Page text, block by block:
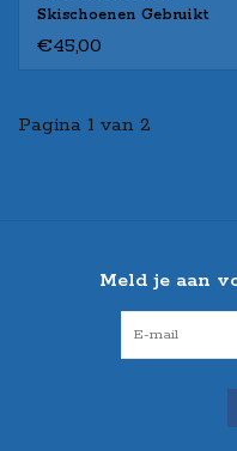
Skischoenen Gebruikt
€45,00
Pagina 1 van 2
Meld je aan